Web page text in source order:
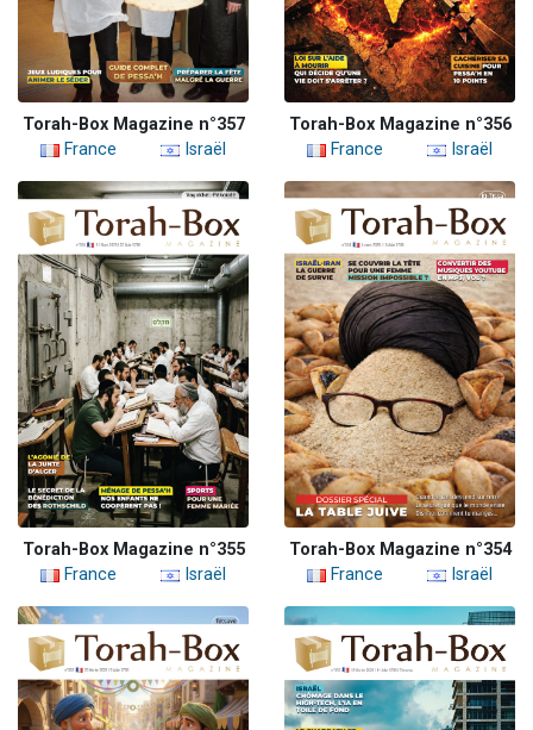
Torah-Box Magazine n°357
France
Israël
Torah-Box Magazine n°356
France
Israël
Torah-Box Magazine n°355
France
Israël
Torah-Box Magazine n°354
France
Israël